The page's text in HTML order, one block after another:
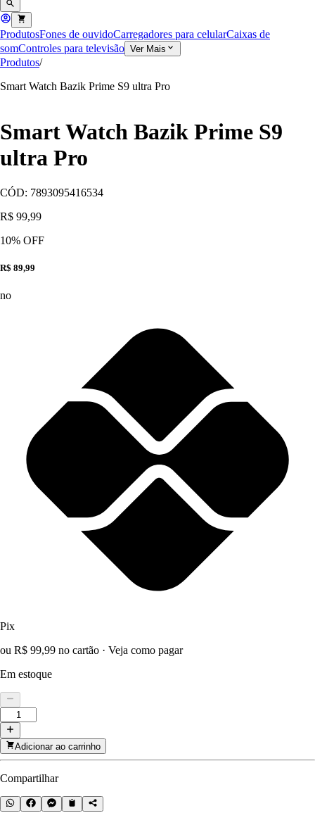
ProdutosFones de ouvidoCarregadores para celularCaixas de
somControles para televisão Ver Mais
Produtos/
Smart Watch Bazik Prime S9 ultra Pro
Smart Watch Bazik Prime S9
ultra Pro
CÓD: 7893095416534
R$ 99,99
10% OFF
R$ 89,99
no
Pix
ou R$ 99,99 no cartão · Veja como pagar
Em estoque
Adicionar ao carrinho
Compartilhar